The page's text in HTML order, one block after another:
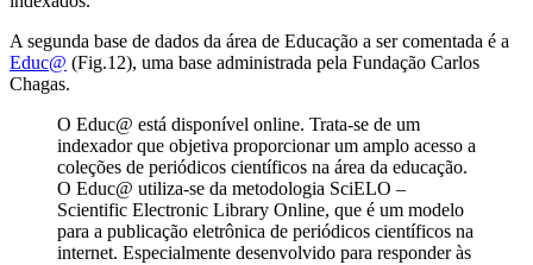
A segunda base de dados da área de Educação a ser comentada é a
Educ@ (Fig.12), uma base administrada pela Fundação Carlos
Chagas.
O Educ@ está disponível online. Trata-se de um
indexador que objetiva proporcionar um amplo acesso a
coleções de periódicos científicos na área da educação.
O Educ@ utiliza-se da metodologia SciELO –
Scientific Electronic Library Online, que é um modelo
para a publicação eletrônica de periódicos científicos na
internet. Especialmente desenvolvido para responder às